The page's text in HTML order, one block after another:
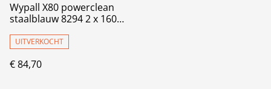
Wypall X80 powerclean
staalblauw 8294 2 x 160
UITVERKOCHT
€ 84,70